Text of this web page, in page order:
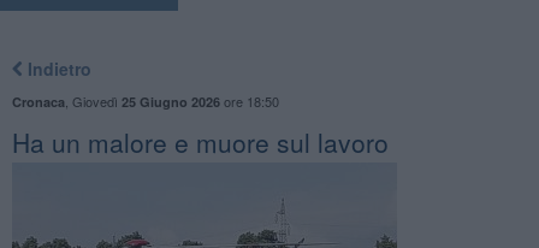
Indietro
Cronaca Giovedì 25 Giugno 2026ore 18:50
Ha un malore e muore sul lavoro